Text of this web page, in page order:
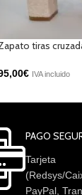
tiras
€ IVA incluido
PAGO
Tarjeta
(Redsys/
PayPal,